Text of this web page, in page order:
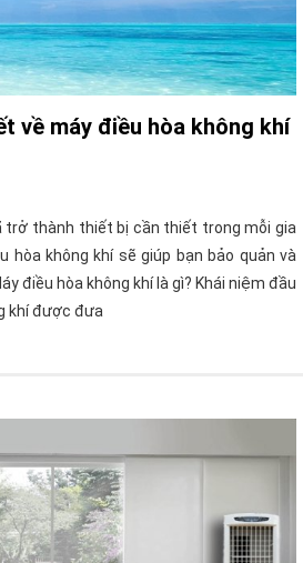
về máy điều hòa không khí
trở thành thiết bị cần thiết trong mỗi gia
hòa không khí sẽ giúp bạn bảo quản và
điều hòa không khí là gì? Khái niệm đầu
khí được đưa